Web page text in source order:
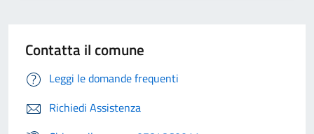
Contatta il comune
Leggi le domande frequenti
Richiedi Assistenza